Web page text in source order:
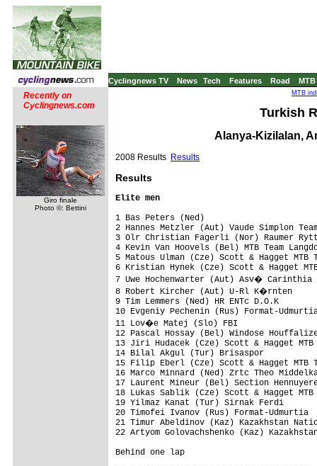
Cyclingnews TV News Tech Features Road MTB
Recently on
Cyclingnews.com
Giro finale
Photo ©: Bettini
MTB
Turkish
Alanya-Kizilalan,
2008 Results Results
Results
Elite men
1 Bas Peters (Ned)
2 Hannes Metzler (Aut) Vaude
3 Olr Christian Fagerli (Nor) Raumer
4 Kevin Van Hoovels (Bel) MTB Team
5 Matous Ulman (Cze) Scott & Hagget
6 Kristian Hynek (Cze) Scott & Hagget
7 Uwe Hochenwarter (Aut) Asv�
8 Robert Kircher (Aut) U-Rl
9 Tim Lemmers (Ned) HR ENTc
10 Evgeniy Pechenin (Rus) Format-
11 Lov�e Matej (Slo) FBI
12 Pascal Hossay (Bel) Windose
13 Jiri Hudacek (Cze) Scott & Hagget
14 Bilal Akgul (Tur) Brisaspor
15 Filip Eberl (Cze) Scott & Hagget
16 Marco Minnard (Ned) Zrtc Theo
17 Laurent Mineur (Bel) Section
18 Lukas Sablik (Cze) Scott & Hagget
19 Yilmaz Kanat (Tur) Sirnak Ferdi
20 Timofei Ivanov (Rus) Format-
21 Timur Abeldinov (Kaz) Kazakhstan
22 Artyom Golovachshenko (Kaz)
Behind one lap